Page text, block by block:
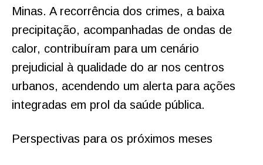
Minas. A recorrência dos crimes, a baixa
precipitação, acompanhadas de ondas de
calor, contribuíram para um cenário
prejudicial à qualidade do ar nos centros
urbanos, acendendo um alerta para ações
integradas em prol da saúde pública.
Perspectivas para os próximos meses